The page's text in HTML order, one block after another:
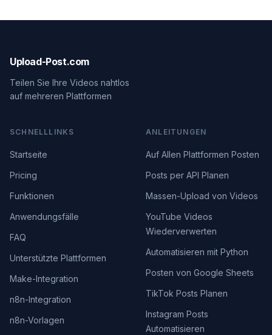
Upload-Post.com
Teilen Sie Ihre Videos nahtlos
auf mehreren Plattformen
SCHNELLLINKS
Startseite
Pricing
Funktionen
Anwendungsfälle
FAQ
Unterstützte Plattformen
Make-Integration
n8n-Integration
n8n-Vorlagen
ANLEITUNGEN
Auf Allen Plattformen Posten
Posts per API Planen
Massen-Upload von Videos
YouTube Videos
Wiederverwerten
Automatisieren mit Python
Posten von Google Sheets
TikTok Posts Planen
Instagram Posts
Automatisieren